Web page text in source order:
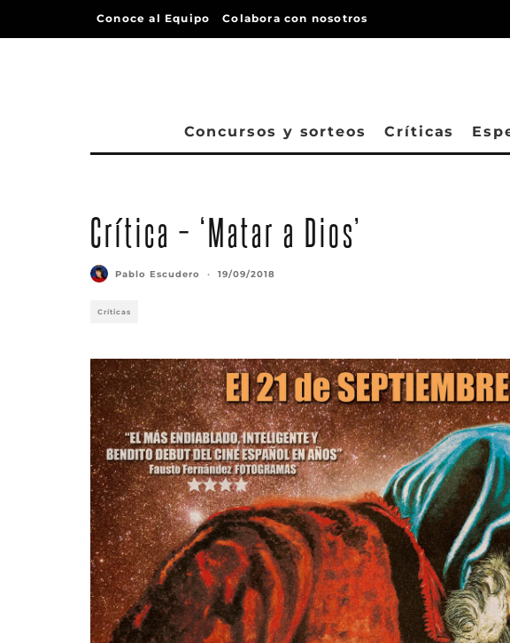
Conoce al Equipo Colabora con nosotros
Concursos y sorteos Críticas
Crítica – ‘Matar a Dios’
Pablo Escudero · 19/09/2018
Críticas